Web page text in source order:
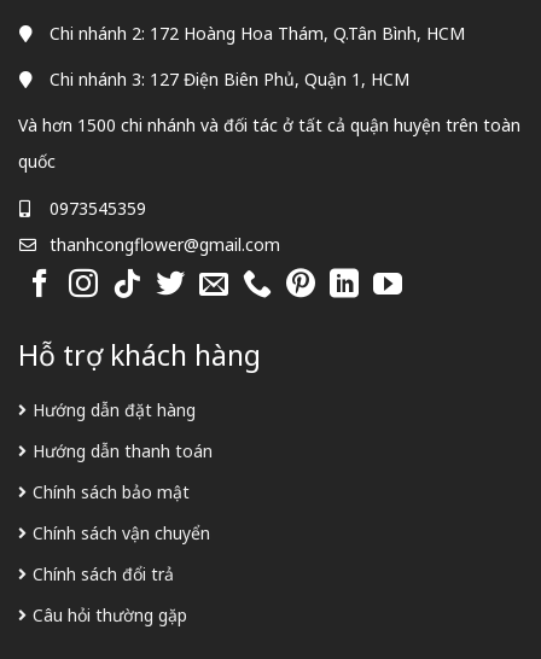
Chi nhánh 2: 172 Hoàng Hoa Thám, Q.Tân Bình, HCM
Chi nhánh 3: 127 Điện Biên Phủ, Quận 1, HCM
Và hơn 1500 chi nhánh và đối tác ở tất cả quận huyện trên toàn
quốc
0973545359
thanhcongflower@gmail.com
Hỗ trợ khách hàng
Hướng dẫn đặt hàng
Hướng dẫn thanh toán
Chính sách bảo mật
Chính sách vận chuyển
Chính sách đổi trả
Câu hỏi thường gặp